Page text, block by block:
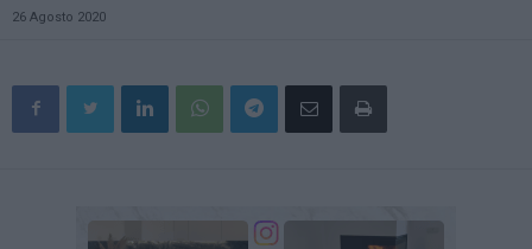
26 Agosto 2020